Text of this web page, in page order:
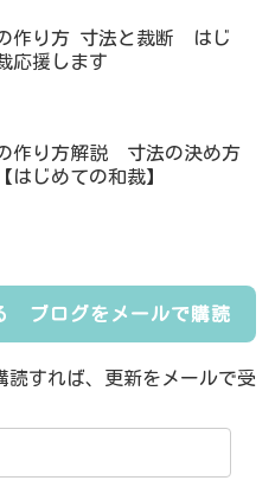
作り方 寸法と裁断 はじ
応援します
作り方解説 寸法の決め方
はじめての和裁】
ブログをメールで購読
読すれば、更新をメールで受